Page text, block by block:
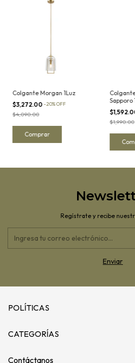
Colgante Morgan 1Luz
$3,272.00 -20%OFF
$4,090.00
Sapporo
$1,990.00
Regístrate y recibe
POLÍTICAS
CATEGORÍAS
Contáctanos